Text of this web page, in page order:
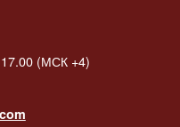
(МСК +4)